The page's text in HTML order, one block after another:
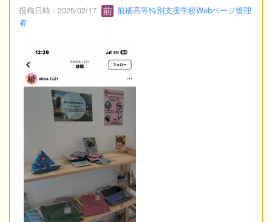
投稿日時 : 2025/02/17
前橋高等特別支援学校Webページ管理
者